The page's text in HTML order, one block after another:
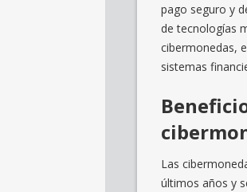
pago seguro y
de tecnologías
cibermonedas,
sistemas
Las
últimos años y